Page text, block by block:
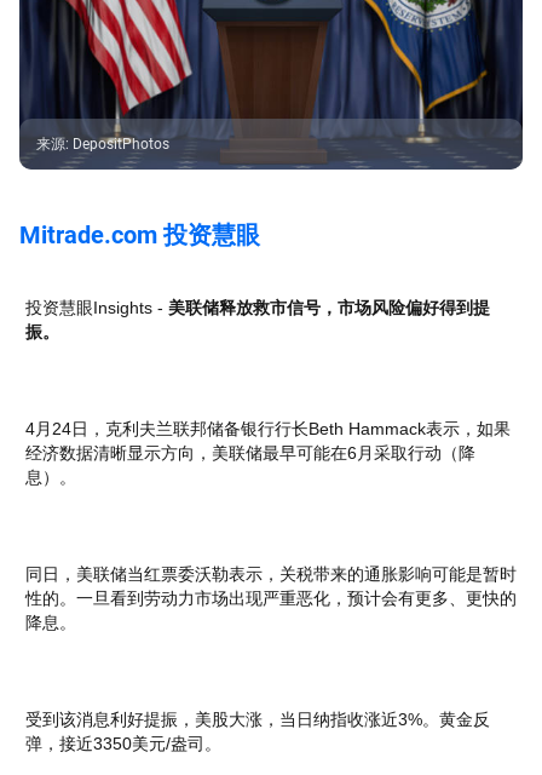
来源: DepositPhotos
Mitrade.com 投资慧眼
投资慧眼Insights - 美联储释放救市信号，市场风险偏好得到提
振。
4月24日，克利夫兰联邦储备银行行长Beth Hammack表示，如果
经济数据清晰显示方向，美联储最早可能在6月采取行动（降
息）。
同日，美联储当红票委沃勒表示，关税带来的通胀影响可能是暂时
性的。一旦看到劳动力市场出现严重恶化，预计会有更多、更快的
降息。
受到该消息利好提振，美股大涨，当日纳指收涨近3%。黄金反
弹，接近3350美元/盎司。